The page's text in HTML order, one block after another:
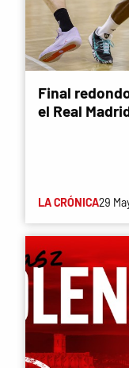
Final
el Real
LA CRÓNICA29